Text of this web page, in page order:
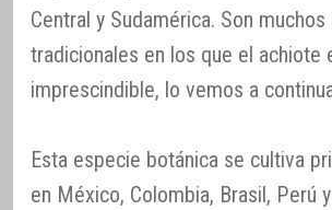
Central y Sudamérica. Son
tradicionales en los que el achiote
imprescindible, lo vemos a
Esta especie botánica se cultiva
en México, Colombia, Brasil, Perú